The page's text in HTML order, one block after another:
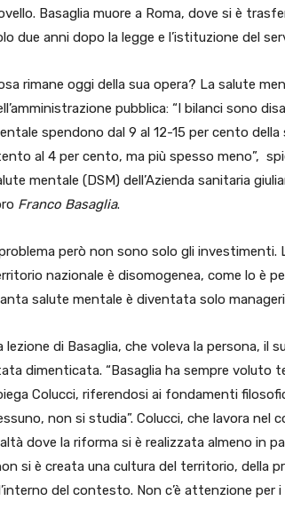
Basaglia muore a Roma, dove si è
due anni dopo la legge e l’istituzione del
rimane oggi della sua opera? La salute
pubblica: “I bilanci sono
spendono dal 9 al 12-15 per cento
al 4 per cento, ma più spesso meno”,
mentale (DSM) dell’Azienda sanitaria
Franco Basaglia.
però non sono solo gli investimenti.
nazionale è disomogenea, come lo è
salute mentale è diventata solo
lezione di Basaglia, che voleva la persona, il
dimenticata. “Basaglia ha sempre voluto
Colucci, riferendosi ai fondamenti
non si studia”. Colucci, che lavora nel
dove la riforma si è realizzata almeno in
si è creata una cultura del territorio, della
del contesto. Non c’è attenzione per